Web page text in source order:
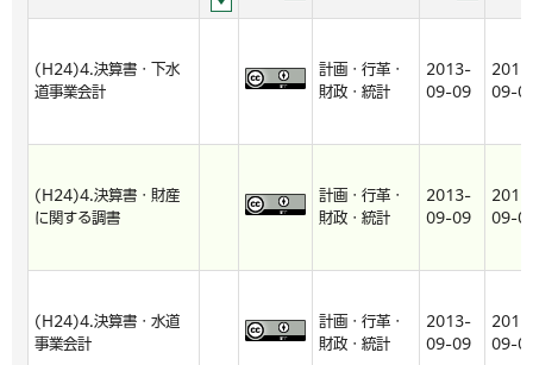
(H24)4.決算書・下水
道事業会計
計画・行革・
財政・統計
2013-
09-09
09-
(H24)4.決算書・財産
に関する調書
計画・行革・
財政・統計
2013-
09-09
09-
(H24)4.決算書・水道
事業会計
計画・行革・
財政・統計
2013-
09-09
09-